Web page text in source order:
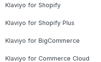
Klaviyo for Shopify
Klaviyo for Shopify Plus
Klaviyo for BigCommerce
Klaviyo for Commerce Cloud